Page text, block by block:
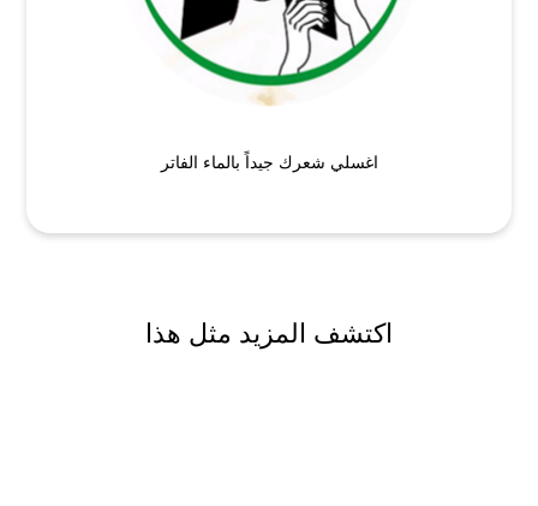
اغسلي شعرك جيداً بالماء الفاتر
اكتشف المزيد مثل هذا